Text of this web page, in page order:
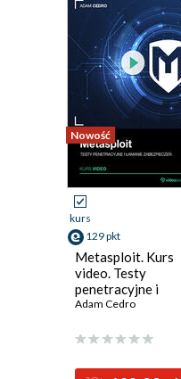
Nowość
kurs
129 pkt
Metasploit. Kurs
video. Testy
penetracyjne i
łamanie
Adam Cedro